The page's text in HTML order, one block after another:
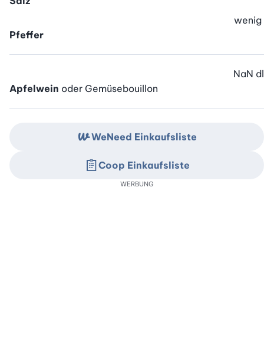
Pfeffer
wenig
Apfelwein oder Gemüsebouillon
NaN dl
WeNeed Einkaufsliste
Coop Einkaufsliste
WERBUNG